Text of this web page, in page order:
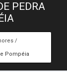
PEDRA
Pompéia